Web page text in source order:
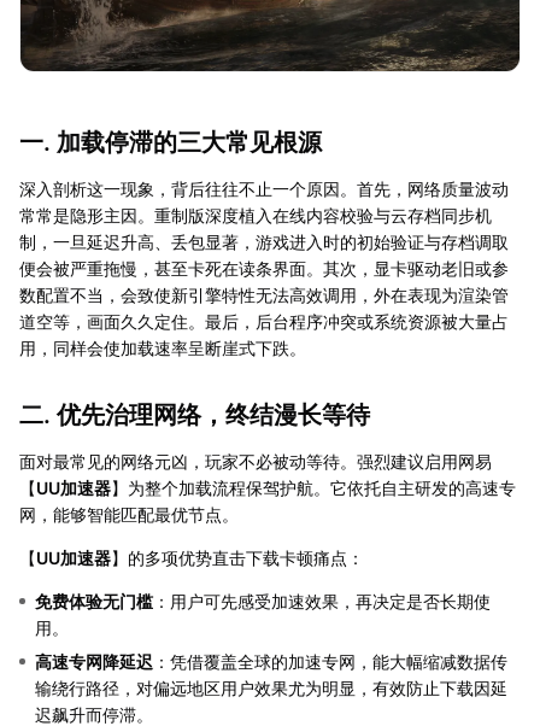
一. 加载停滞的三大常见根源
深入剖析这一现象，背后往往不止一个原因。首先，网络质量波动
常常是隐形主因。重制版深度植入在线内容校验与云存档同步机
制，一旦延迟升高、丢包显著，游戏进入时的初始验证与存档调取
便会被严重拖慢，甚至卡死在读条界面。其次，显卡驱动老旧或参
数配置不当，会致使新引擎特性无法高效调用，外在表现为渲染管
道空等，画面久久定住。最后，后台程序冲突或系统资源被大量占
用，同样会使加载速率呈断崖式下跌。
二. 优先治理网络，终结漫长等待
面对最常见的网络元凶，玩家不必被动等待。强烈建议启用网易
【UU加速器】为整个加载流程保驾护航。它依托自主研发的高速专
网，能够智能匹配最优节点。
【UU加速器】的多项优势直击下载卡顿痛点：
免费体验无门槛 ：用户可先感受加速效果，再决定是否长期使
用。
高速专网降延迟 ：凭借覆盖全球的加速专网，能大幅缩减数据传
输绕行路径，对偏远地区用户效果尤为明显，有效防止下载因延
迟飙升而停滞。